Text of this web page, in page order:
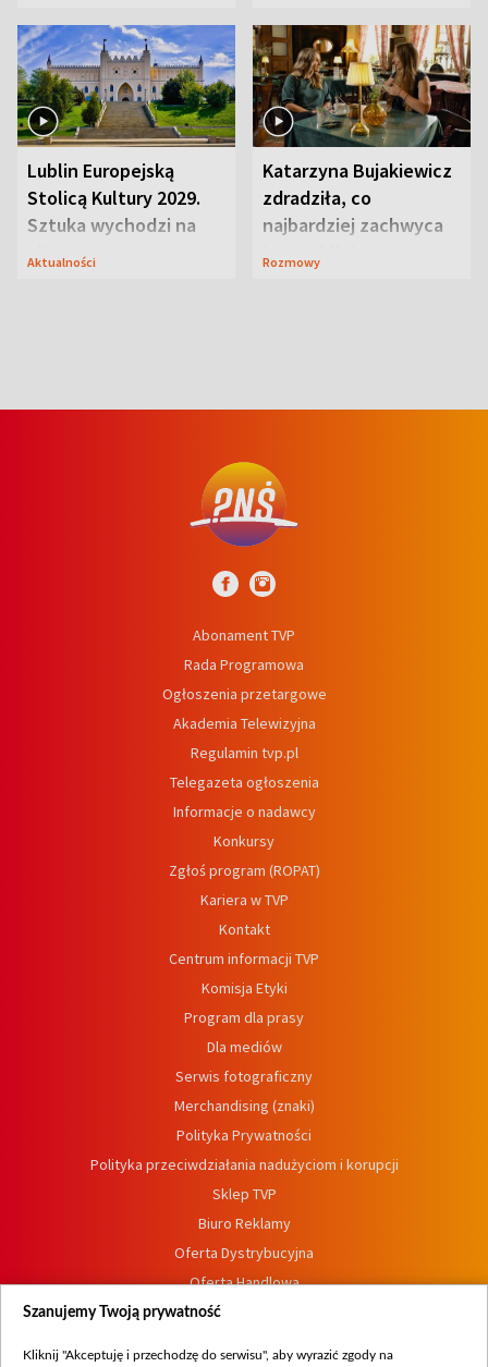
Lublin Europejską
Stolicą Kultury 2029.
Sztuka wychodzi na
ulice
Aktualności
Katarzyna Bujakiewicz
zdradziła, co
najbardziej zachwyca
ją w Lublinie
Rozmowy
Abonament TVP
Rada Programowa
Ogłoszenia przetargowe
Akademia Telewizyjna
Regulamin tvp.pl
Telegazeta ogłoszenia
Informacje o nadawcy
Konkursy
Zgłoś program (ROPAT)
Kariera w TVP
Kontakt
Centrum informacji TVP
Komisja Etyki
Program dla prasy
Dla mediów
Serwis fotograficzny
Merchandising (znaki)
Polityka Prywatności
Polityka przeciwdziałania nadużyciom i korupcji
Sklep TVP
Biuro Reklamy
Oferta Dystrybucyjna
Oferta Handlowa
Dostępność
Szanujemy Twoją prywatność
Kliknij "Akceptuję i przechodzę do serwisu", aby wyrazić zgody na